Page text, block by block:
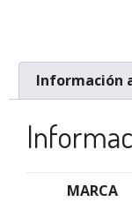
Información
MARCA